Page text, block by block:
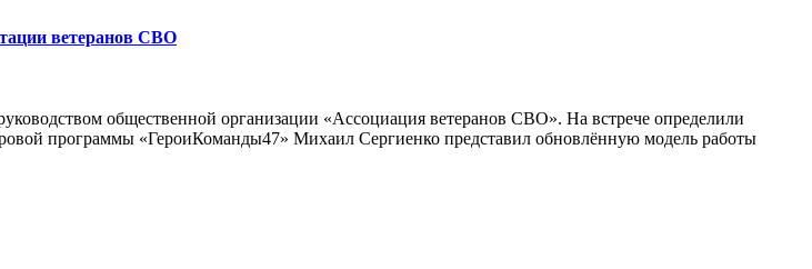
ветеранов СВО
общественной организации «Ассоциация ветеранов СВО». На встрече определили
программы «ГероиКоманды47» Михаил Сергиенко представил обновлённую модель работы